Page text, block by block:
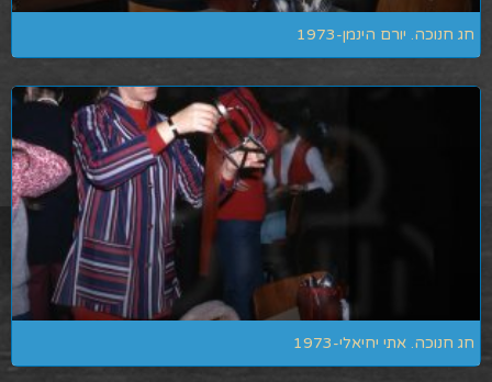
חג חנוכה. יורם הינמן-1973
חג חנוכה. אתי יחיאלי-1973